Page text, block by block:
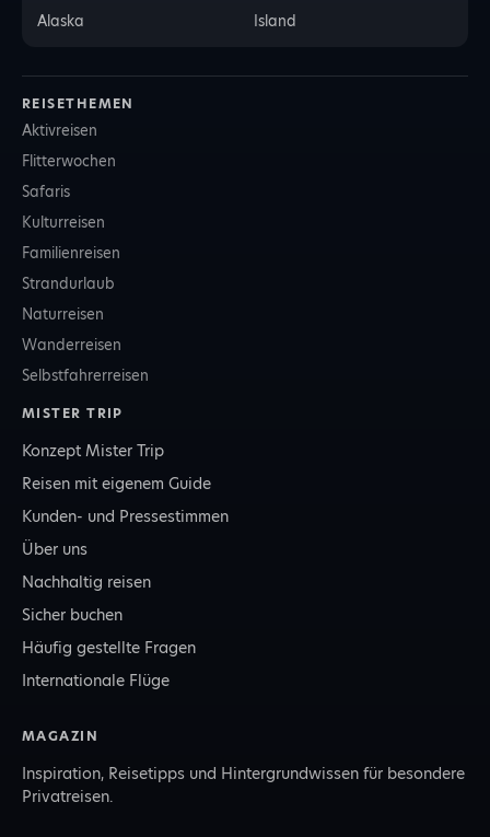
Alaska Island
REISETHEMEN
Aktivreisen
Flitterwochen
Safaris
Kulturreisen
Familienreisen
Strandurlaub
Naturreisen
Wanderreisen
Selbstfahrerreisen
MISTER TRIP
Konzept Mister Trip
Reisen mit eigenem Guide
Kunden- und Pressestimmen
Über uns
Nachhaltig reisen
Sicher buchen
Häufig gestellte Fragen
Internationale Flüge
MAGAZIN
Inspiration, Reisetipps und Hintergrundwissen für besondere
Privatreisen.